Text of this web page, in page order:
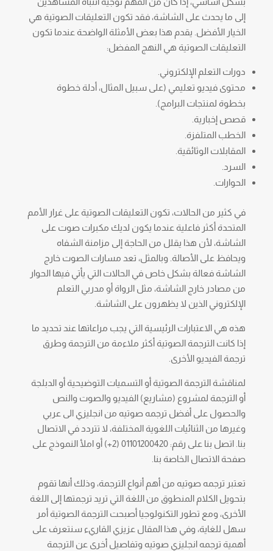
إلى ما يحدث على الشاشة، فقد تكون التعليقات الصوتية هي
الخيار الأفضل. يقدم هذا بعض الأمثلة الواضحة عندما تكون
التعليقات الصوتية هي النهج المفضل:
دورات التعلم الإلكتروني.
محتوى فيديو تعليمي (على سبيل المثال، أدلة خطوة
بخطوة لمنتجات البرامج).
قصص إخبارية.
الخطب المتلفزة.
المقابلات الوثائقية.
السرد.
الحوارات.
في كثير من الحالات، تكون التعليقات الصوتية على غرار الأمم
المتحدة أكثر فاعلية عندما يكون لديك مكبرات صوت على
الشاشة، لأن هذا يقلل من الحاجة إلى مزامنة الشفاه
ويحافظ على الأصالة. وبالمثل، تعد مسارات الصوت خارج
الشاشة فعالة بشكل خاص في الحالات التي يأتي فيها الحوار
من مصادر خارج الشاشة، مثل الرواة أو مدربي التعلم
الإلكتروني الذين لا يظهرون على الشاشة.
هذه هي الاعتبارات الرئيسية التي يجب مراعاتها عند تحديد ما
إذا كانت الترجمة الصوتية أكثر ملاءمة من الترجمة وطرق
ترجمة الفيديو الأخرى.
لمناقشة الترجمة الصوتية أو التسميات التوضيحية أو الدبلجة
أو الترجمة لمشروع (مشاريع) الفيديو والصوت والنص
والحصول على أفضل ترجمه صوتيه من انجليزي الى عربي
وغيرها من الثنائيات اللغوية المختلفة، لا تتردد في الاتصال
بنا. اتصل بنا على رقم: 01101200420 (2+) أو املأ النموذج على
صفحة الاتصال الخاصة بنا.
تعتبر ترجمه صوتيه من أهم أنواع الترجمة، وذلك أنها تقوم
بتحويل الكلام المنطوق من اللغة التي تريد ترجمتها إلى اللغة
الأخرى، ومع تطور التكنولوجيا أصبحت الترجمة الصوتية أمر
سهل للغاية، وفي هذا المقال عزيزي القاريء سنتعرف على
أهمية ترجمه انجليزي صوتيه وتفاصيل أخرى عن الترجمة